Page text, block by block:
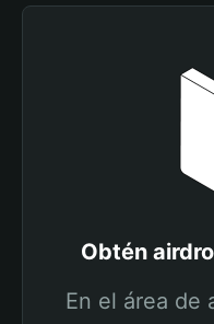
Obtén
En el área de